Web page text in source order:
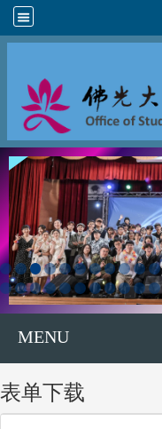
MENU
表单下载